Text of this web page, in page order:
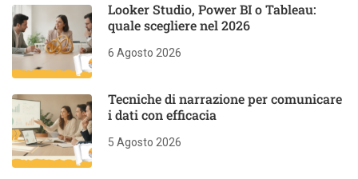
Looker Studio, Power BI o Tableau:
quale scegliere nel 2026
6 Agosto 2026
Tecniche di narrazione per comunicare
i dati con efficacia
5 Agosto 2026